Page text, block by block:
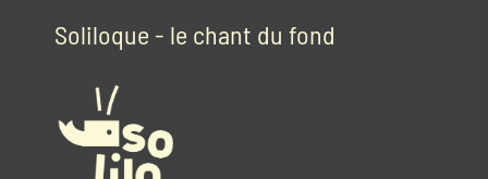
Soliloque - le chant du fond